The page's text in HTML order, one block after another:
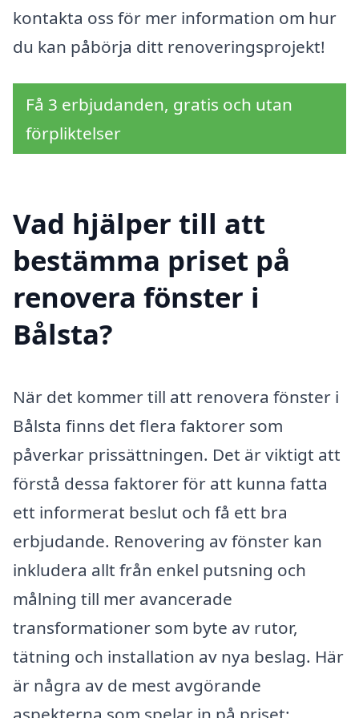
kontakta oss för mer information om hur
du kan påbörja ditt renoveringsprojekt!
Få 3 erbjudanden, gratis och utan
förpliktelser
Vad hjälper till att
bestämma priset på
renovera fönster i
Bålsta?
När det kommer till att renovera fönster i
Bålsta finns det flera faktorer som
påverkar prissättningen. Det är viktigt att
förstå dessa faktorer för att kunna fatta
ett informerat beslut och få ett bra
erbjudande. Renovering av fönster kan
inkludera allt från enkel putsning och
målning till mer avancerade
transformationer som byte av rutor,
tätning och installation av nya beslag. Här
är några av de mest avgörande